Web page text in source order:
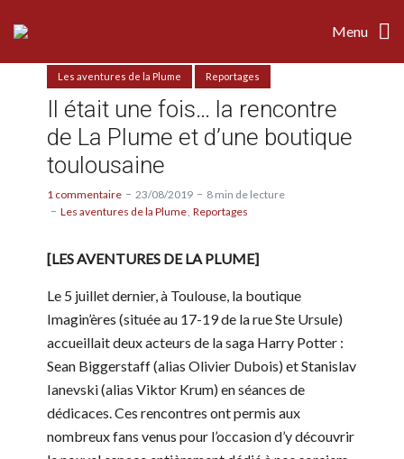
Menu
Les aventures de la Plume Reportages
Il était une fois… la rencontre
de La Plume et d’une boutique
toulousaine
1 commentaire 23/08/2019
8 min de lecture
Les aventures de la Plume Reportages
[LES AVENTURES DE LA PLUME]
Le 5 juillet dernier, à Toulouse, la boutique
Imagin’ères (située au 17-19 de la rue Ste Ursule)
accueillait deux acteurs de la saga Harry Potter :
Sean Biggerstaff (alias Olivier Dubois) et Stanislav
Ianevski (alias Viktor Krum) en séances de
dédicaces. Ces rencontres ont permis aux
nombreux fans venus pour l’occasion d’y découvrir